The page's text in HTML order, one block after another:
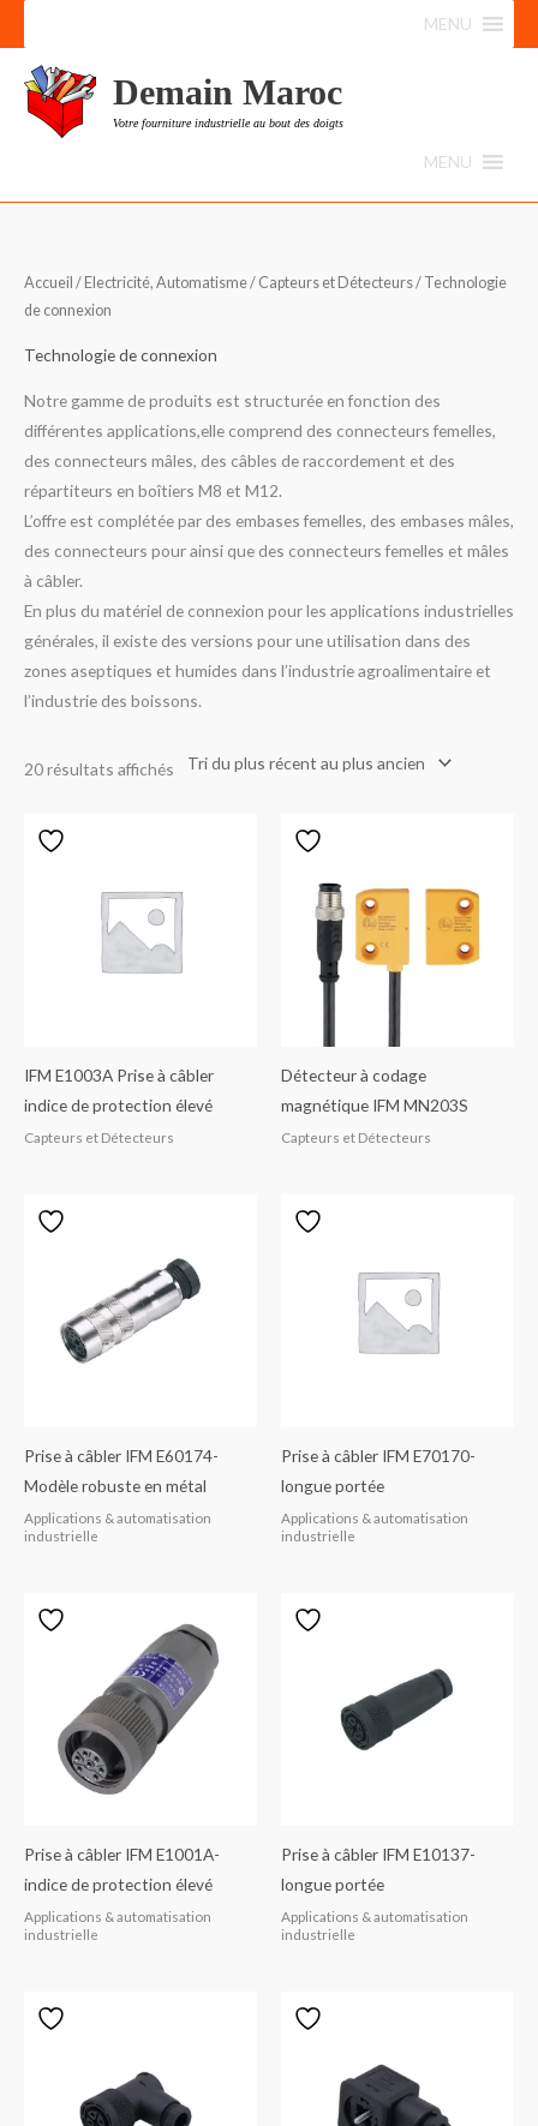
au
contenu
MENU
Demain Maroc
Votre fourniture industrielle au bout des doigts
MENU
Accueil / Electricité, Automatisme/ Capteurs et Détecteurs/ Technologie
de connexion
Technologie de connexion
Notre gamme de produits est structurée en fonction des
différentes applications,elle comprend des connecteurs femelles,
des connecteurs mâles, des câbles de raccordement et des
répartiteurs en boîtiers M8 et M12.
L’offre est complétée par des embases femelles, des embases mâles,
des connecteurs pour ainsi que des connecteurs femelles et mâles
à câbler.
En plus du matériel de connexion pour les applications industrielles
générales, il existe des versions pour une utilisation dans des
zones aseptiques et humides dans l’industrie agroalimentaire et
l’industrie des boissons.
20 résultats affichés
Trié
du
plus
IFM E1003A Prise à câbler
indice de protection élevé
Capteurs et Détecteurs
Détecteur à codage
magnétique IFM MN203S
Capteurs et Détecteurs
Prise à câbler IFM E60174-
Modèle robuste en métal
Applications & automatisation
industrielle
Prise à câbler IFM E70170-
longue portée
Applications & automatisation
industrielle
Prise à câbler IFM E1001A-
indice de protection élevé
Applications & automatisation
industrielle
Prise à câbler IFM E10137-
longue portée
Applications & automatisation
industrielle